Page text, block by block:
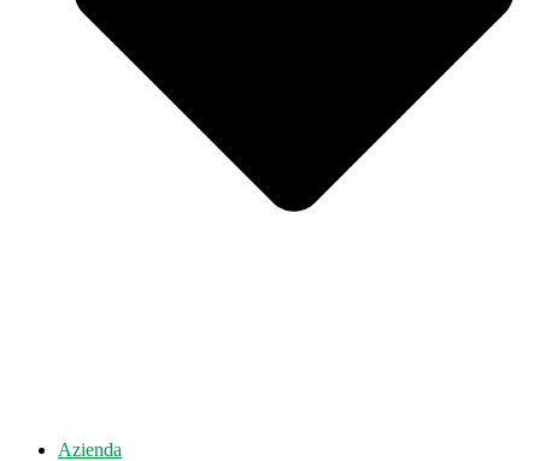
Azienda